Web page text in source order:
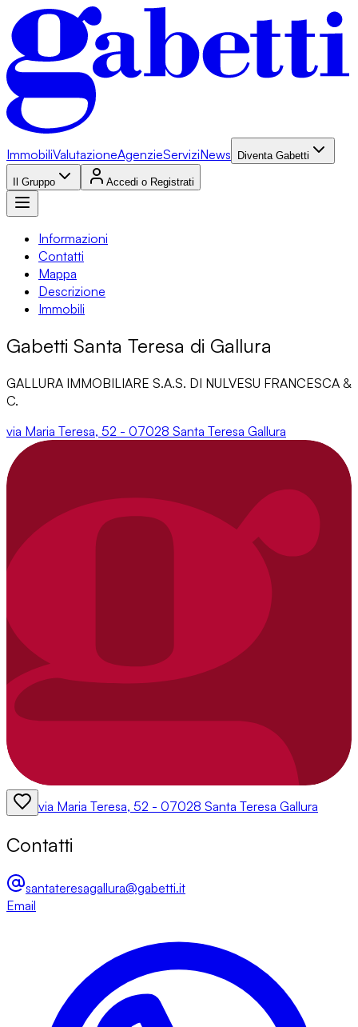
ImmobiliValutazioneAgenzieServiziNews Diventa Gabetti
Il Gruppo Accedi o Registrati
Informazioni
Contatti
Mappa
Descrizione
Immobili
Gabetti Santa Teresa di Gallura
GALLURA IMMOBILIARE S.A.S. DI NULVESU FRANCESCA &
C.
via Maria Teresa, 52 - 07028 Santa Teresa Gallura
via Maria Teresa, 52 - 07028 Santa Teresa Gallura
Contatti
santateresagallura@gabetti.it
Email